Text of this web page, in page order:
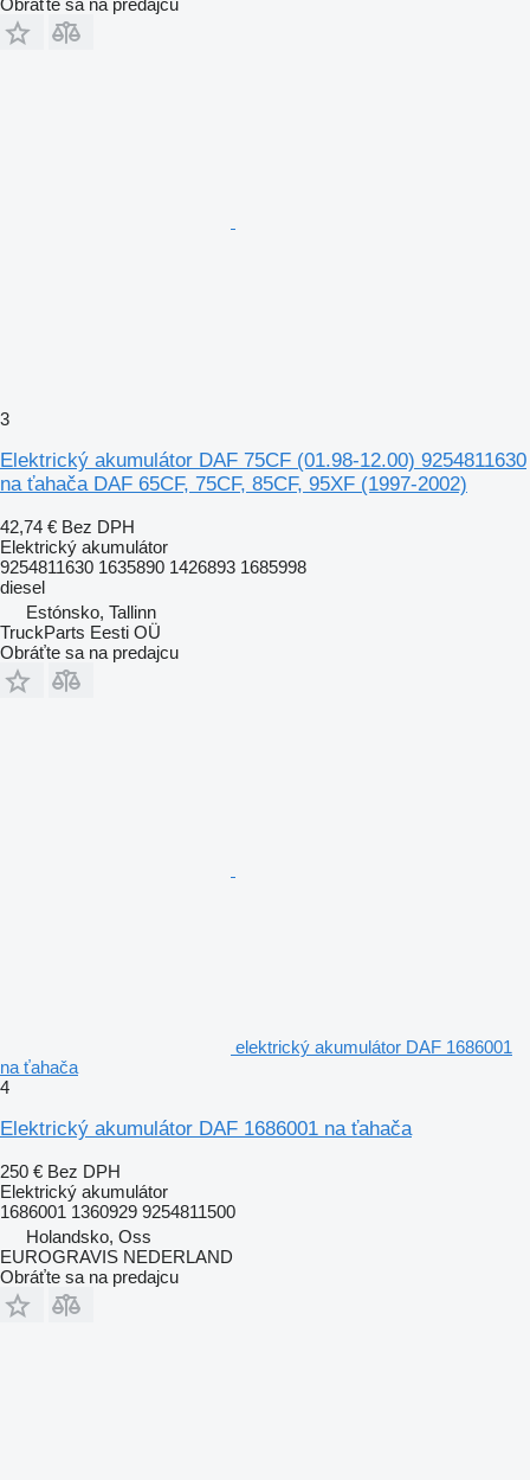
Obráťte sa na predajcu
3
Elektrický akumulátor DAF 75CF (01.98-12.00) 9254811630
na ťahača DAF 65CF, 75CF, 85CF, 95XF (1997-2002)
42,74 € Bez DPH
Elektrický akumulátor
9254811630 1635890 1426893 1685998
diesel
Estónsko, Tallinn
TruckParts Eesti OÜ
Obráťte sa na predajcu
elektrický akumulátor DAF 1686001
na ťahača
4
Elektrický akumulátor DAF 1686001 na ťahača
250 € Bez DPH
Elektrický akumulátor
1686001 1360929 9254811500
Holandsko, Oss
EUROGRAVIS NEDERLAND
Obráťte sa na predajcu